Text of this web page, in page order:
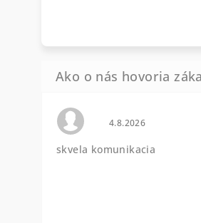
Hodnotenie
4.8.2026
skvela komunikacia